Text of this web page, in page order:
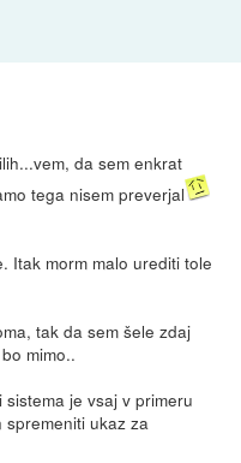
da sem enkrat
tega nisem preverjal
Itak morm malo urediti tole
tak da sem šele zdaj
mimo..
je vsaj v primeru
spremeniti ukaz za